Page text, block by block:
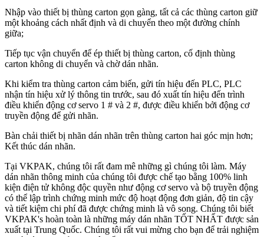
Nhập vào thiết bị thùng carton gọn gàng, tất cả các thùng carton giữ
một khoảng cách nhất định và di chuyển theo một đường chính
giữa;
Tiếp tục vận chuyển để ép thiết bị thùng carton, cố định thùng
carton không di chuyển và chờ dán nhãn.
Khi kiểm tra thùng carton cảm biến, gửi tín hiệu đến PLC, PLC
nhận tín hiệu xử lý thông tin trước, sau đó xuất tín hiệu đến trình
điều khiển động cơ servo 1 # và 2 #, được điều khiển bởi động cơ
truyền động để gửi nhãn.
Bàn chải thiết bị nhãn dán nhãn trên thùng carton hai góc mịn hơn;
Kết thúc dán nhãn.
Tại VKPAK, chúng tôi rất đam mê những gì chúng tôi làm. Máy
dán nhãn thông minh của chúng tôi được chế tạo bằng 100% linh
kiện điện tử không độc quyền như động cơ servo và bộ truyền động
có thể lập trình chứng minh mức độ hoạt động đơn giản, độ tin cậy
và tiết kiệm chi phí đã được chứng minh là vô song. Chúng tôi biết
VKPAK's hoàn toàn là những máy dán nhãn TỐT NHẤT được sản
xuất tại Trung Quốc. Chúng tôi rất vui mừng cho bạn để trải nghiệm